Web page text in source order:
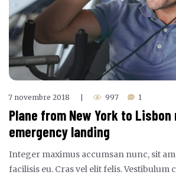
7 novembre 2018 997 1
Plane from New York to Lisbon
emergency landing
Integer maximus accumsan nunc, sit
facilisis eu. Cras vel elit felis. Vestibulum